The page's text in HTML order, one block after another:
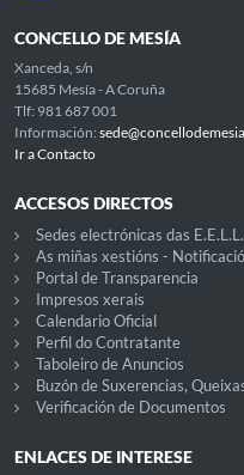
CONCELLO DE MESÍA
Xanceda, s/n
15685 Mesía - A Coruña
Tlf: 981 687 001
Información:
Ir a Contacto
ACCESOS DIRECTOS
Sedes electrónicas das
As miñas xestións -
Portal de Transparencia
Impresos xerais
Calendario Oficial
Perfil do Contratante
Taboleiro de Anuncios
Buzón de Suxerencias,
Verificación de Documentos
ENLACES DE INTERESE